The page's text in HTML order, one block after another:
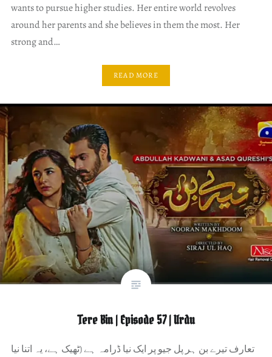
wants to pursue higher studies. Her entire world revolves
around her parents and she believes in them the most. Her
strong and…
READ MORE
Tere Bin | Episode 57 | Urdu
تعارف تیرے بن ہر پل جیو پر ایک نیا ڈرامہ ہے (ٹھیک ہے، یہ اتنا نیا